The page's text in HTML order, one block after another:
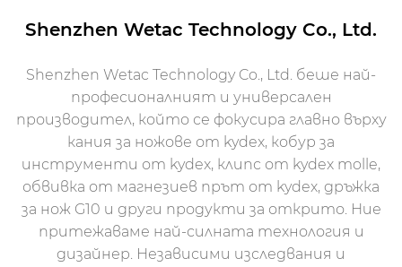
Shenzhen Wetac Technology Co., Ltd.
Shenzhen Wetac Technology Co., Ltd. беше най-
професионалният и универсален
производител, който се фокусира главно върху
кания за ножове от kydex, кобур за
инструменти от kydex, клипс от kydex molle,
обвивка от магнезиев прът от kydex, дръжка
за нож G10 и други продукти за открито. Ние
притежаваме най-силната технология и
дизайнер. Независими изследвания и